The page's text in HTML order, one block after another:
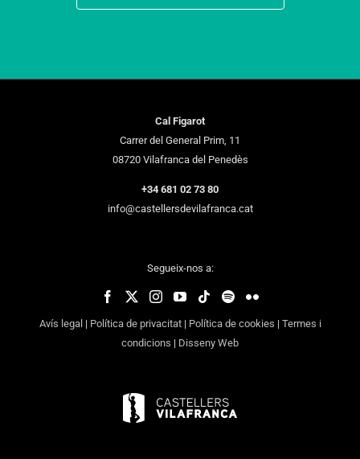
Cal Figarot
Carrer del General Prim, 11
08720 Vilafranca del Penedès
+34 681 02 73 80
info@castellersdevilafranca.cat
Segueix-nos a:
Avís legal | Política de privacitat| Política de cookies | Termes i
condicions | Disseny Web